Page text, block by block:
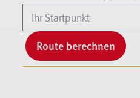
Route berechnen